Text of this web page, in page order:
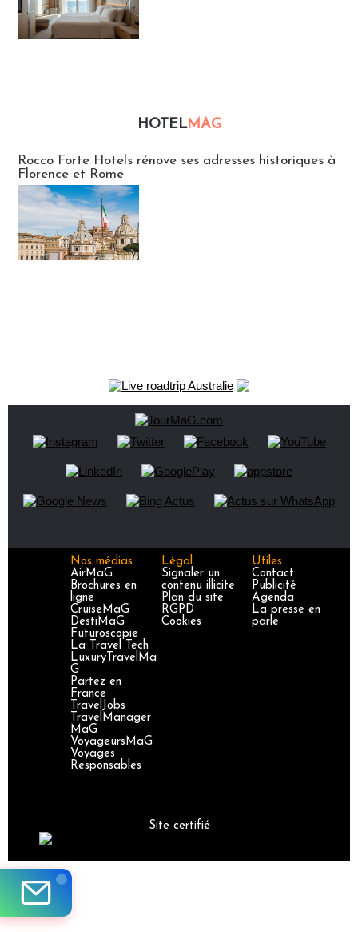
HOTELMAG
Rocco Forte Hotels rénove ses adresses historiques à
Florence et Rome
Nos médias
AirMaG
Brochures en
ligne
CruiseMaG
DestiMaG
Futuroscopie
La Travel Tech
LuxuryTravelMa
G
Partez en
France
TravelJobs
TravelManager
MaG
VoyageursMaG
Voyages
Responsables
Légal
Signaler un
contenu illicite
Plan du site
RGPD
Cookies
Utiles
Contact
Publicité
Agenda
La presse en
parle
Site certifié